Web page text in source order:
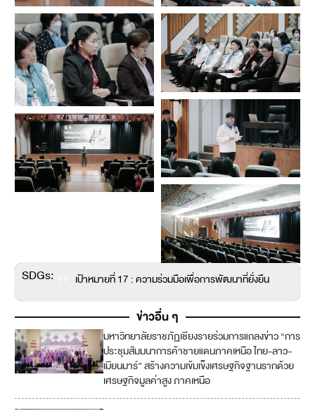
SDGs: เป้าหมายที่ 17 : ความร่วมมือเพื่อการพัฒนาที่ยั่งยืน
ข่าวอื่น ๆ
มหาวิทยาลัยราชภัฏเชียงรายร่วมการแถลงข่าว “การ
ประชุมสัมมนาการค้าชายแดนภาคเหนือ ไทย-ลาว-
เมียนมาร์” สร้างความเข้มเข็งเศรษฐกิจฐานรากด้วย
เศรษฐกิจมูลค่าสูง ภาคเหนือ